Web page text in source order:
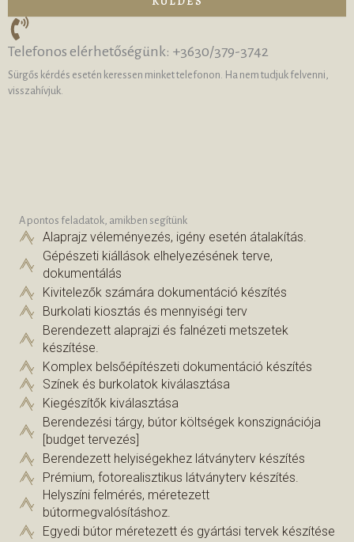
Telefonos elérhetőségünk: +3630/379-3742
Sürgős kérdés esetén keressen minket telefonon. Ha nem tudjuk felvenni,
visszahívjuk.
A pontos feladatok, amikben segítünk
Alaprajz véleményezés, igény esetén átalakítás.
Gépészeti kiállások elhelyezésének terve,
dokumentálás
Kivitelezők számára dokumentáció készítés
Burkolati kiosztás és mennyiségi terv
Berendezett alaprajzi és falnézeti metszetek
készítése.
Komplex belsőépítészeti dokumentáció készítés
Színek és burkolatok kiválasztása
Kiegészítők kiválasztása
Berendezési tárgy, bútor költségek konszignációja
[budget tervezés]
Berendezett helyiségekhez látványterv készítés
Prémium, fotorealisztikus látványterv készítés.
Helyszíni felmérés, méretezett
bútormegvalósításhoz.
Egyedi bútor méretezett és gyártási tervek készítése